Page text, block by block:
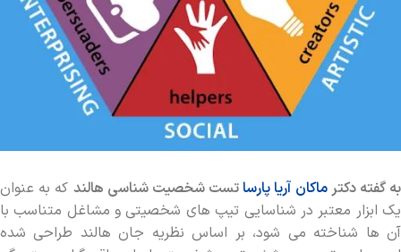
به گفته دکترماکان آریا پارساتست شخصیت شناسی هالند که به عنوان
یک ابزار معتبر در شناسایی تیپ ‌های شخصیتی و مشاغل متناسب با
آن‌ ها شناخته می ‌شود، بر اساس نظریه جان هالند طراحی شده